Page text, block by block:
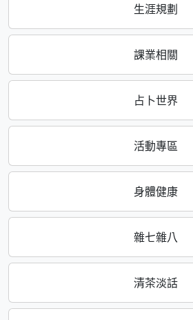
生涯規劃
課業相關
占卜世界
活動專區
身體健康
雜七雜八
清茶淡話